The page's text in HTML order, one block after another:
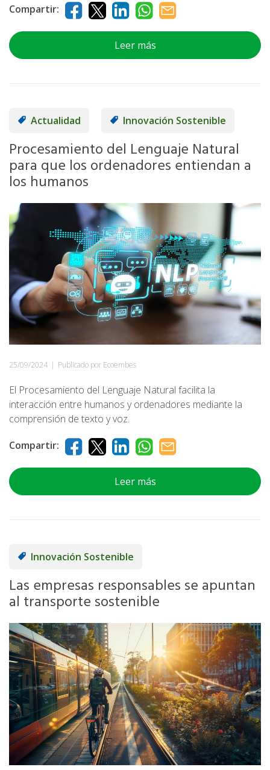
Compartir:
Leer más
Actualidad Innovación Sostenible
Procesamiento del Lenguaje Natural
para que los ordenadores entiendan a
los humanos
25/09/2024 | Publicado por Ecoembes
El Procesamiento del Lenguaje Natural facilita la
interacción entre humanos y ordenadores mediante la
comprensión de texto y voz.
Compartir:
Leer más
Innovación Sostenible
Las empresas responsables se apuntan
al transporte sostenible